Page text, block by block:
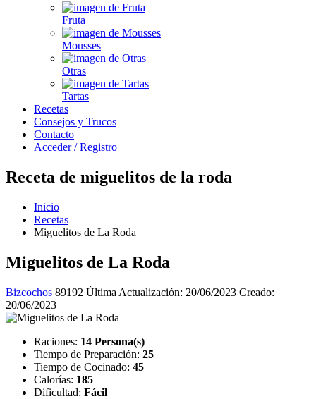
Fruta
Mousses
Otras
Tartas
Recetas
Consejos y Trucos
Contacto
Acceder / Registro
Receta de miguelitos de la roda
Inicio
Recetas
Miguelitos de La Roda
Miguelitos de La Roda
Bizcochos 89192 Última Actualización: 20/06/2023 Creado:
20/06/2023
Raciones: 14 Persona(s)
Tiempo de Preparación: 25
Tiempo de Cocinado: 45
Calorías: 185
Dificultad: Fácil